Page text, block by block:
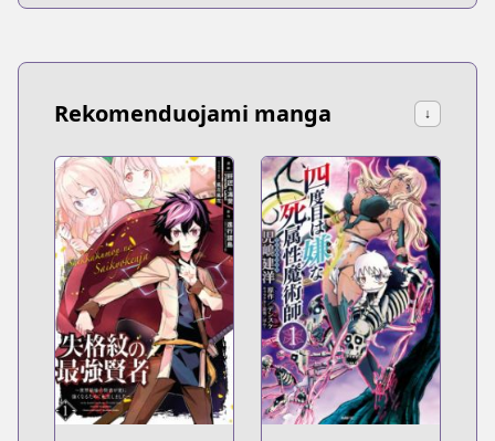
Rekomenduojami manga ↓